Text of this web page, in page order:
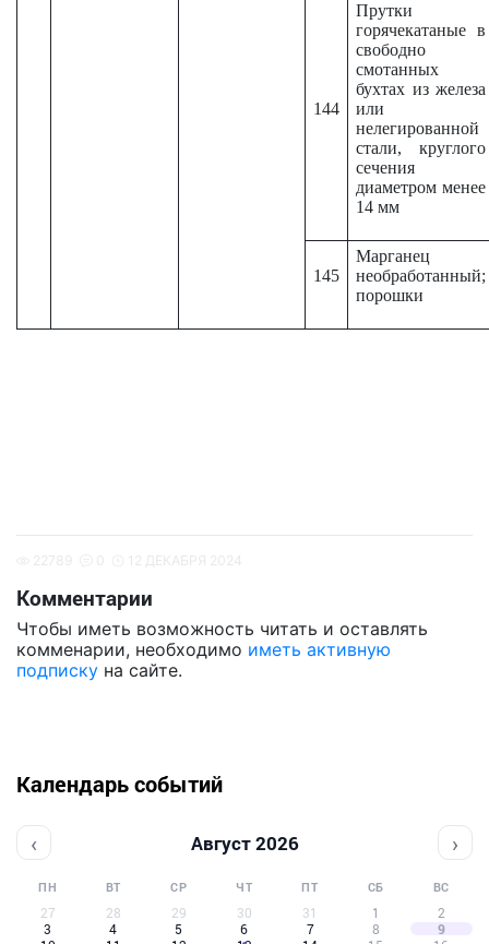
144
Прутки
горячекатаные в
свободно
смотанных
бухтах из железа
или
нелегированной
стали, круглого
сечения
диаметром менее
14 мм
145
Марганец
необработанный;
порошки
Комментарии
Чтобы иметь возможность читать и оставлять
комменарии, необходимо иметь активную
подписку на сайте.
Календарь событий
‹ Август 2026 ›
ПН ВТ СР ЧТ ПТ СБ ВС
27 28 29 30 31 1
2
3
4 5 6 7 8
9